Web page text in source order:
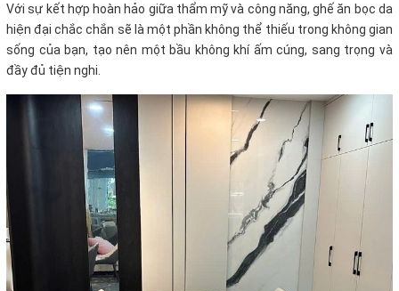
Với sự kết hợp hoàn hảo giữa thẩm mỹ và công năng, ghế ăn bọc da
hiện đại chắc chắn sẽ là một phần không thể thiếu trong không gian
sống của bạn, tạo nên một bầu không khí ấm cúng, sang trọng và
đầy đủ tiện nghi.